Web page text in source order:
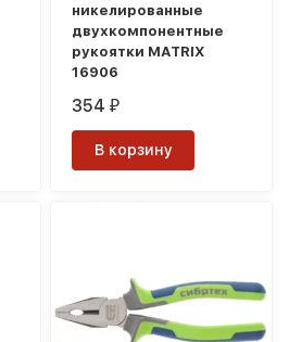
никелированные
двухкомпонентные
рукоятки MATRIX
16906
354₽
В корзину